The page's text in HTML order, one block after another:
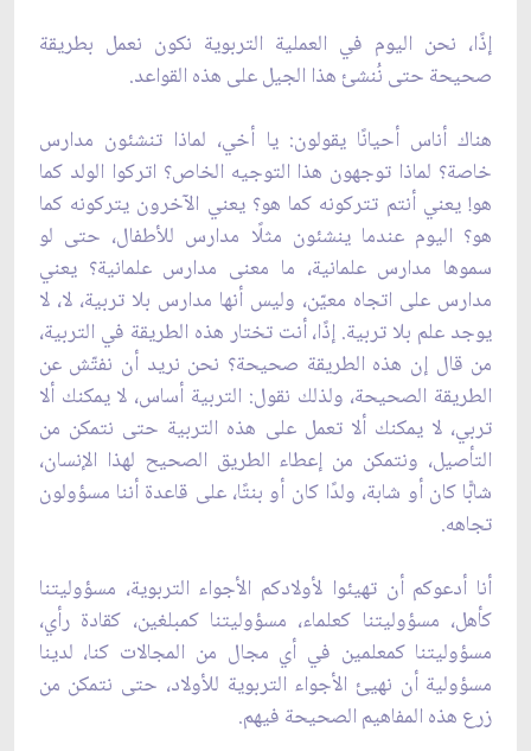
إذًا، نحن اليوم في العملية التربوية نكون نعمل بطريقة
صحيحة حتى نُنشئ هذا الجيل على هذه القواعد.
هناك أناس أحيانًا يقولون: يا أخي، لماذا تنشئون مدارس
خاصة؟ لماذا توجهون هذا التوجيه الخاص؟ اتركوا الولد كما
هو! يعني أنتم تتركونه كما هو؟ يعني الآخرون يتركونه كما
هو؟ اليوم عندما ينشئون مثلًا مدارس للأطفال، حتى لو
سموها مدارس علمانية، ما معنى مدارس علمانية؟ يعني
مدارس على اتجاه معيّن، وليس أنها مدارس بلا تربية، لا، لا
يوجد علم بلا تربية. إذًا، أنت تختار هذه الطريقة في التربية،
من قال إن هذه الطريقة صحيحة؟ نحن نريد أن نفتّش عن
الطريقة الصحيحة، ولذلك نقول: التربية أساس، لا يمكنك ألا
تربي، لا يمكنك ألا تعمل على هذه التربية حتى نتمكن من
التأصيل، ونتمكن من إعطاء الطريق الصحيح لهذا الإنسان،
شابًّا كان أو شابة، ولدًا كان أو بنتًا، على قاعدة أننا مسؤولون
تجاهه.
أنا أدعوكم أن تهيئوا لأولادكم الأجواء التربوية، مسؤوليتنا
كأهل، مسؤوليتنا كعلماء، مسؤوليتنا كمبلغين، كقادة رأي،
مسؤوليتنا كمعلمين في أي مجال من المجالات كنا، لدينا
مسؤولية أن نهيئ الأجواء التربوية للأولاد، حتى نتمكن من
زرع هذه المفاهيم الصحيحة فيهم.